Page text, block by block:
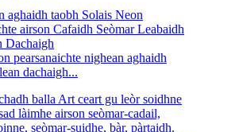
pearsanaichte nighean aghaidh
dachaigh...